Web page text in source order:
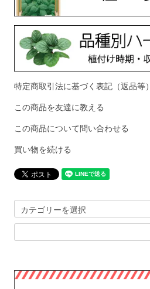
特定商取引法に基づく表記（返品等）
この商品を友達に教える
この商品について問い合わせる
買い物を続ける